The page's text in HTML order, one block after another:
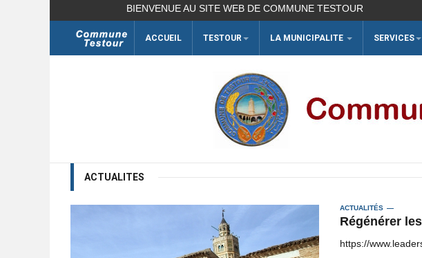
BIENVENUE AU SITE WEB DE COMMUNE TESTOUR
ACCUEIL TESTOUR LA MUNICIPALITE SERVICES
ACTUALITES
ACTUALITÉS
Régénérer
https://